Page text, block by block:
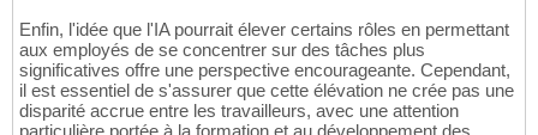
Enfin, l'idée que l'IA pourrait élever certains rôles en permettant
aux employés de se concentrer sur des tâches plus
significatives offre une perspective encourageante. Cependant,
il est essentiel de s'assurer que cette élévation ne crée pas une
disparité accrue entre les travailleurs, avec une attention
particulière portée à la formation et au développement des